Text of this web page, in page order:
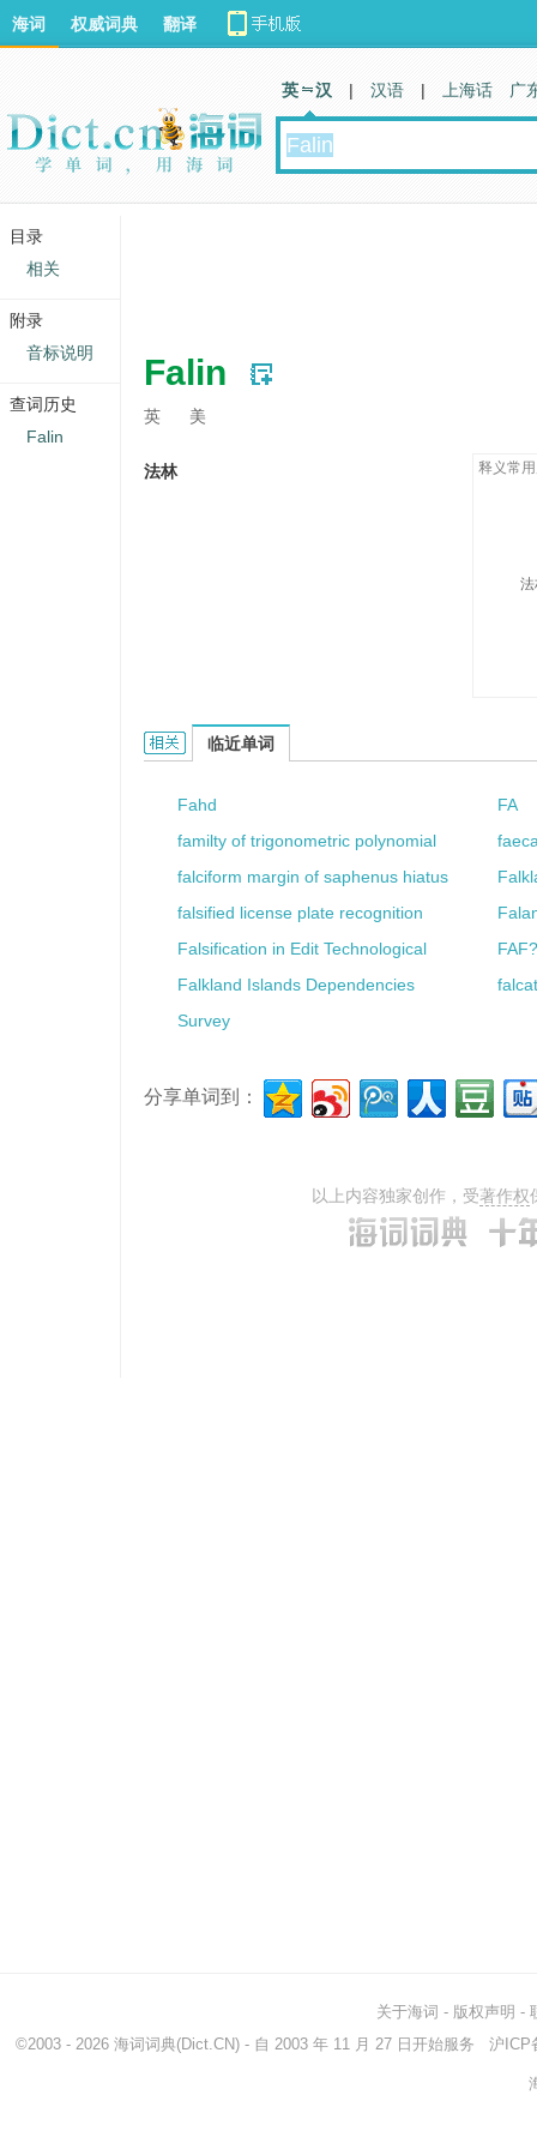
Falin
英 美
法林 释义常
Falin的相关资料：
临近单词
Fahd
FA
familty of trigonometric polynomial
falciform margin of saphenus hiatus
falsified license plate recognition
Falsification in Edit Technological
Falkland Islands Dependencies
Survey
分享单词到：
以上内容独家创作，受著作权
海词 权威词典 翻译
英 汉 | 汉语 | 上海话 广
关于海词 - 版权声明 -
©2003 - 2026 海词词典(Dict.CN) - 自 2003 年 11 月 27 日开始服务 沪ICP
目录
相关
附录
音标说明
查词历史
Falin